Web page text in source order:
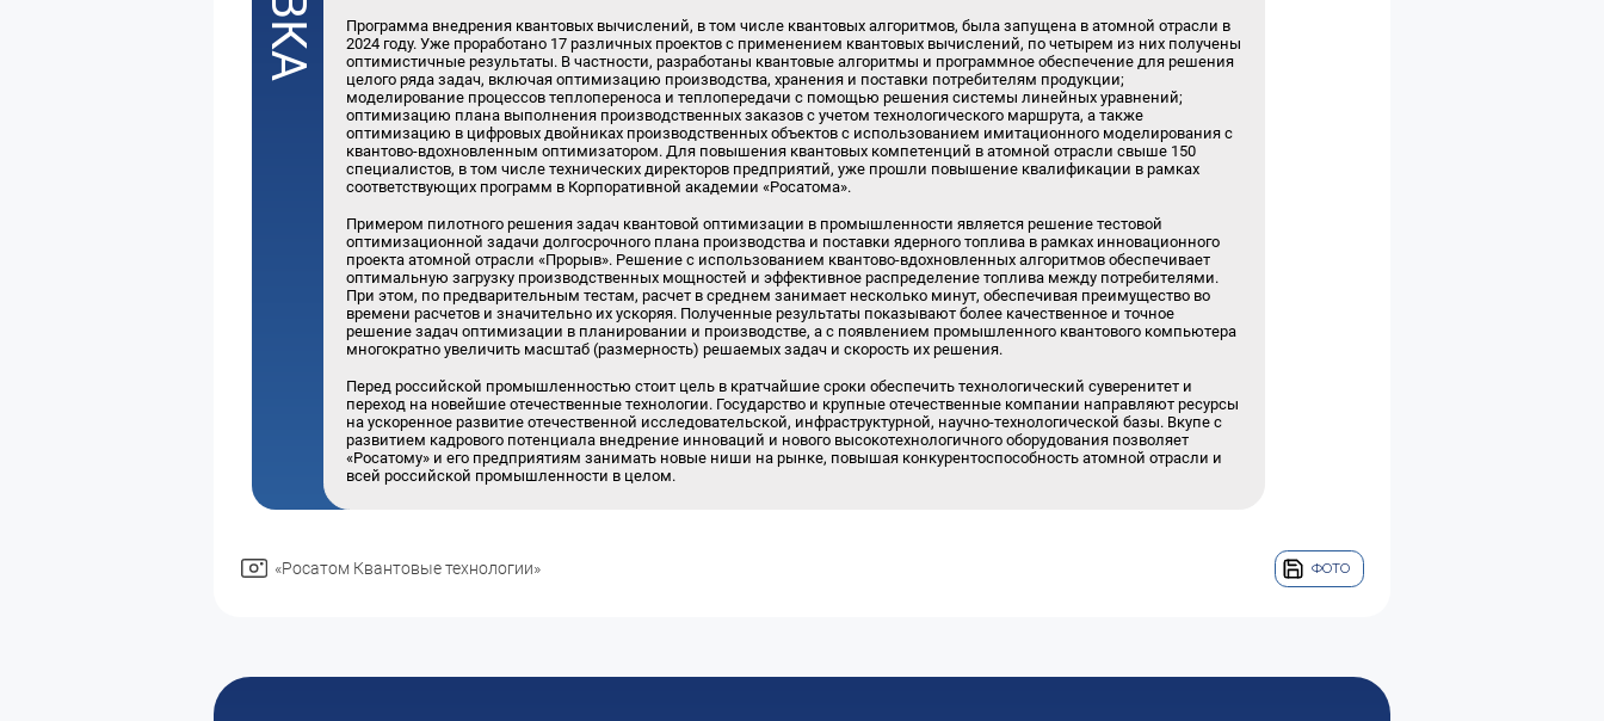
Программа внедрения квантовых вычислений, в том числе квантовых алгоритмов, была запущена в атомной отрасли в
2024 году. Уже проработано 17 различных проектов с применением квантовых вычислений, по четырем из них получены
оптимистичные результаты. В частности, разработаны квантовые алгоритмы и программное обеспечение для решения
целого ряда задач, включая оптимизацию производства, хранения и поставки потребителям продукции;
моделирование процессов теплопереноса и теплопередачи с помощью решения системы линейных уравнений;
оптимизацию плана выполнения производственных заказов с учетом технологического маршрута, а также
оптимизацию в цифровых двойниках производственных объектов с использованием имитационного моделирования с
квантово-вдохновленным оптимизатором. Для повышения квантовых компетенций в атомной отрасли свыше 150
специалистов, в том числе технических директоров предприятий, уже прошли повышение квалификации в рамках
соответствующих программ в Корпоративной академии «Росатома».
Примером пилотного решения задач квантовой оптимизации в промышленности является решение тестовой
оптимизационной задачи долгосрочного плана производства и поставки ядерного топлива в рамках инновационного
проекта атомной отрасли «Прорыв». Решение с использованием квантово-вдохновленных алгоритмов обеспечивает
оптимальную загрузку производственных мощностей и эффективное распределение топлива между потребителями.
При этом, по предварительным тестам, расчет в среднем занимает несколько минут, обеспечивая преимущество во
времени расчетов и значительно их ускоряя. Полученные результаты показывают более качественное и точное
решение задач оптимизации в планировании и производстве, а с появлением промышленного квантового компьютера
многократно увеличить масштаб (размерность) решаемых задач и скорость их решения.
Перед российской промышленностью стоит цель в кратчайшие сроки обеспечить технологический суверенитет и
переход на новейшие отечественные технологии. Государство и крупные отечественные компании направляют ресурсы
на ускоренное развитие отечественной исследовательской, инфраструктурной, научно-технологической базы. Вкупе с
развитием кадрового потенциала внедрение инноваций и нового высокотехнологичного оборудования позволяет
«Росатому» и его предприятиям занимать новые ниши на рынке, повышая конкурентоспособность атомной отрасли и
всей российской промышленности в целом.
«Росатом Квантовые технологии» ФОТО